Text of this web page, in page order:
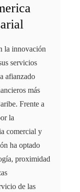
la innovación
servicios
afianzado
más
Frente a
la
comercial y
ha optado
proximidad
de las